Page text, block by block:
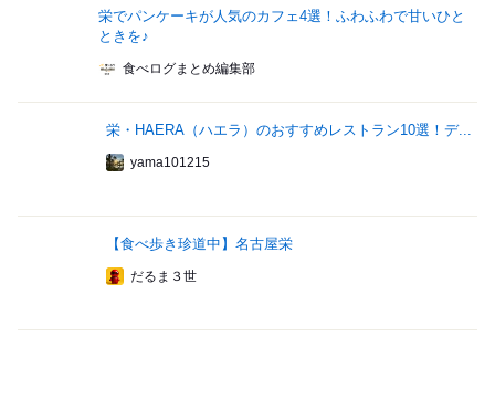
栄でパンケーキが人気のカフェ4選！ふわふわで甘いひと
ときを♪
食べログまとめ編集部
栄・HAERA（ハエラ）のおすすめレストラン10選！デ...
yama101215
【食べ歩き珍道中】名古屋栄
だるま３世